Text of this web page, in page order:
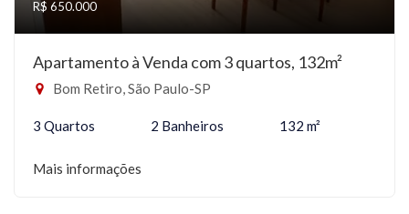
R$ 650.000
Apartamento à Venda com 3 quartos, 132m²
Bom Retiro, São Paulo-SP
3 Quartos 2 Banheiros 132 m²
Mais informações